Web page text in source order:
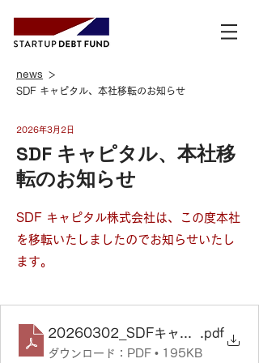
news
​＞
SDF キャピタル、本社移転のお知らせ
2026年3月2日
SDF キャピタル、本社移
転のお知らせ
SDF キャピタル株式会社は、この度本社
を移転いたしましたのでお知らせいたし
ます。
20260302_SDFキャピタル_SDF
.pdf
ダウンロード：PDF • 195KB